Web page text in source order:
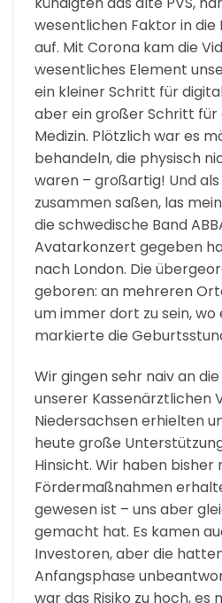
wesentlichen Faktor in die
auf. Mit Corona kam die
wesentliches Element
ein kleiner Schritt für
aber ein großer Schritt für
Medizin. Plötzlich war es
behandeln, die physisch
waren – großartig! Und
zusammen saßen, las
die schwedische Band
Avatarkonzert gegeben
nach London. Die
geboren: an mehreren
um immer dort zu sein, wo
markierte die
Wir gingen sehr naiv an
unserer Kassenärztlichen
Niedersachsen erhielten
heute große
Hinsicht. Wir haben bisher
Fördermaßnahmen
gewesen ist – uns aber
gemacht hat. Es kamen
Investoren, aber die
Anfangsphase
war das Risiko zu hoch, es